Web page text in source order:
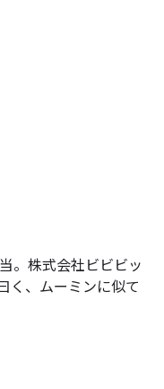
。株式会社ビビビッ
く、ムーミンに似て